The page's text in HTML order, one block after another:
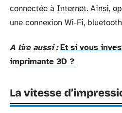
connectée à Internet. Ainsi,
une connexion Wi-Fi,
A lire aussi : Et si vous
imprimante 3D ?
La vitesse